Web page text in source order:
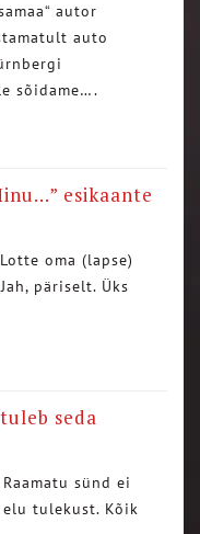
autor
auto
sõidame….
esikaante
oma (lapse)
päriselt. Üks
seda
sünd ei
tulekust. Kõik